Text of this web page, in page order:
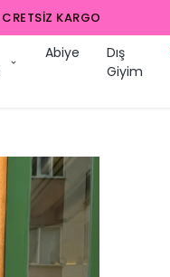
KARGO
Abiye
Dış
Giyim